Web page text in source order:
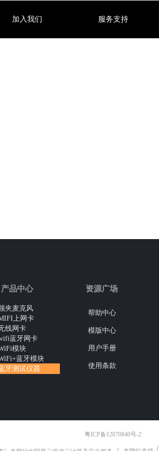
加入我们 服务支持
产品中心
夹麦克风
上网卡
线网卡
蓝牙网卡
模块
蓝牙模块
牙测试仪器
帮助中心
模版中心
用户手册
使用条款
资源广场
粤ICP备12070840号-2